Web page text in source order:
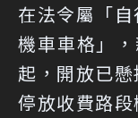
在法令屬「
機車車格」
起，開放已
停放收費路